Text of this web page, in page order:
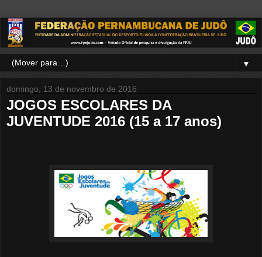
▼
domingo, 13 de novembro de 2016
JOGOS ESCOLARES DA
JUVENTUDE 2016 (15 a 17 anos)